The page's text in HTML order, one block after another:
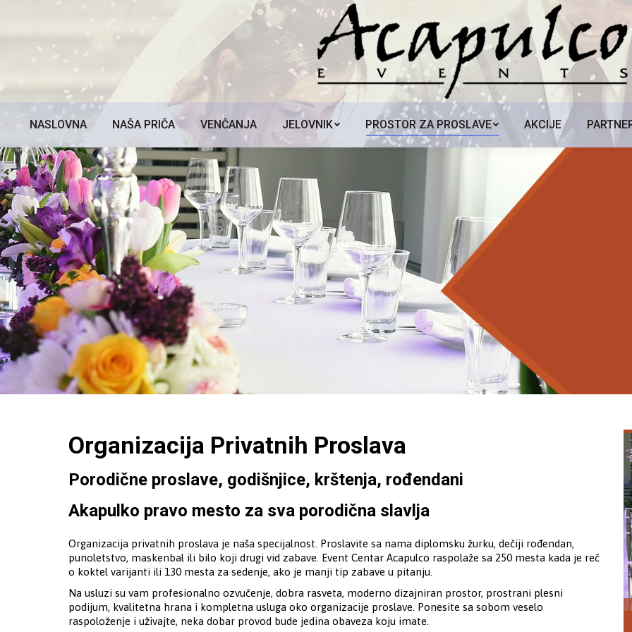
NASLOVNA NAŠA PRIČA VENČANJA JELOVNIK PROSTOR ZA PROSLAVE AKCIJE
Organizacija Privatnih Proslava
Porodične proslave, godišnjice, krštenja, rođendani
Akapulko pravo mesto za sva porodična slavlja
Organizacija privatnih proslava je naša specijalnost. Proslavite sa nama diplomsku žurku, dečiji rođendan,
punoletstvo, maskenbal ili bilo koji drugi vid zabave. Event Centar Acapulco raspolaže sa 250 mesta kada je reč
o koktel varijanti ili 130 mesta za sedenje, ako je manji tip zabave u pitanju.
Na usluzi su vam profesionalno ozvučenje, dobra rasveta, moderno dizajniran prostor, prostrani plesni
podijum, kvalitetna hrana i kompletna usluga oko organizacije proslave. Ponesite sa sobom veselo
raspoloženje i uživajte, neka dobar provod bude jedina obaveza koju imate.